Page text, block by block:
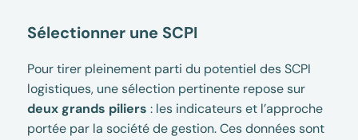
Sélectionner une SCPI
Pour tirer pleinement parti du potentiel des SCPI
logistiques, une sélection pertinente repose sur
deux grands piliers : les indicateurs et l’approche
portée par la société de gestion. Ces données sont